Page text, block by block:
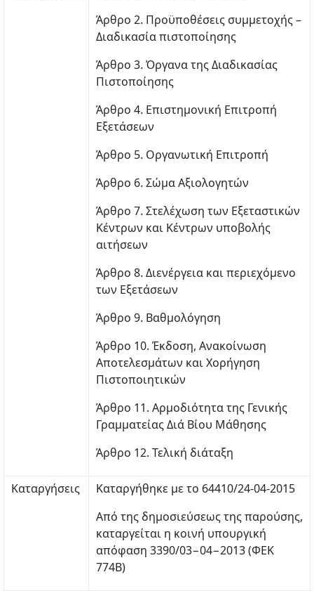
Άρθρο 2. Προϋποθέσεις συμμετοχής –
Διαδικασία πιστοποίησης
Άρθρο 3. Όργανα της Διαδικασίας
Πιστοποίησης
Άρθρο 4. Επιστημονική Επιτροπή
Εξετάσεων
Άρθρο 5. Οργανωτική Επιτροπή
Άρθρο 6. Σώμα Αξιολογητών
Άρθρο 7. Στελέχωση των Εξεταστικών
Κέντρων και Κέντρων υποβολής
αιτήσεων
Άρθρο 8. Διενέργεια και περιεχόμενο
των Εξετάσεων
Άρθρο 9. Βαθμολόγηση
Άρθρο 10. Έκδοση, Ανακοίνωση
Αποτελεσμάτων και Χορήγηση
Πιστοποιητικών
Άρθρο 11. Αρμοδιότητα της Γενικής
Γραμματείας Διά Βίου Μάθησης
Άρθρο 12. Τελική διάταξη
Καταργήσεις
Καταργήθηκε με το 64410/24-04-2015
Από της δημοσιεύσεως της παρούσης,
καταργείται η κοινή υπουργική
απόφαση 3390/03−04−2013 (ΦΕΚ
774Β)